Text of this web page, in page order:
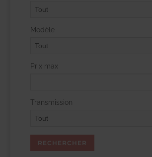
Modèle
Prix max
Transmission